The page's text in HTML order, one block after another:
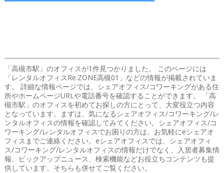
「高槻市駅」のオフィスが1件見つかりました。 このページには
「レンタルオフィスRe:ZONE高槻01」などの情報が掲載されていま
す。 詳細な情報ページでは、シェアオフィス/コワーキングがある住
所やホームページURLや電話番号を確認することができます。 「高
槻市駅」のオフィスを初めてお探しの方にとって、大変役立つ内容
となっています。まずは、気になるシェアオフィス/コワーキング/レ
ンタルオフィスの情報を確認してみてください。シェアオフィス/コ
ワーキング/レンタルオフィスでお困りの方は、お気軽にeシェアオ
フィスまでご連絡ください。eシェアオフィスでは、シェアオフィ
ス/コワーキング/レンタルオフィスの情報だけでなく、入居者募集情
報、ピックアップニュース、検索機能などお役立ちコンテンツも提
供しています。そちらも併せてご覧ください。